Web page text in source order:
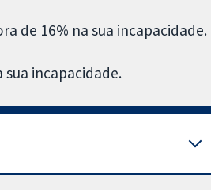
de 16% na sua incapacidade.
incapacidade.